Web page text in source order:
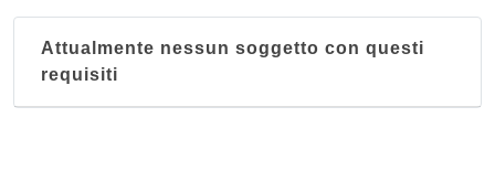
Attualmente nessun soggetto con questi
requisiti